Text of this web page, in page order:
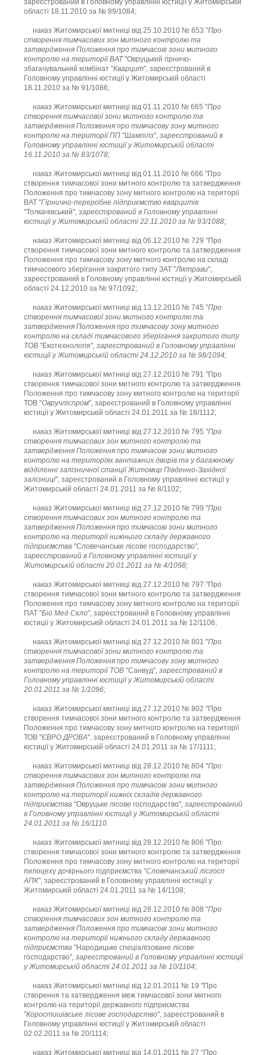
зареєстрований в Головному управлінні юстиції у Житомирській
області 18.11.2010 за № 89/1084;
наказ Житомирської митниці від 25.10.2010 № 653 "Про
створення тимчасових зон митного контролю та
затвердження Положення про тимчасові зони митного
контролю на території ВАТ"Овруцький гірничо-
збагачувальний комбінат "Кварцит", зареєстрований в
Головному управлінні юстиції у Житомирській області
18.11.2010 за № 91/1086;
наказ Житомирської митниці від 01.11.2010 № 665 "Про
створення тимчасової зони митного контролю та
затвердження Положення про тимчасову зону митного
контролю на території ПП "Шампілз", зареєстрований в
Головному управлінні юстиції у Житомирській області
16.11.2010 за № 83/1078;
наказ Житомирської митниці від 01.11.2010 № 666 "Про
створення тимчасової зони митного контролю та затвердження
Положення про тимчасову зону митного контролю на території
ВАТ "Гірнично-переробне підприємство кварцитів
"Толкачівський", зареєстрований в Головному управлінні
юстиції у Житомирській області 22.11.2010 за № 93/1088;
наказ Житомирської митниці від 06.12.2010 № 729 "Про
створення тимчасової зони митного контролю та затвердження
Положення про тимчасову зону митного контролю на складі
тимчасового зберігання закритого типу ЗАТ "Ліктрави",
зареєстрований в Головному управлінні юстиції у Житомирській
області 24.12.2010 за № 97/1092;
наказ Житомирської митниці від 13.12.2010 № 745 "Про
створення тимчасової зони митного контролю та
затвердження Положення про тимчасову зону митного
контролю на складі тимчасового зберігання закритого типу
ТОВ "Екотехнологія", зареєстрований в Головному управлінні
юстиції у Житомирській області 24.12.2010 за № 98/1094;
наказ Житомирської митниці від 27.12.2010 № 791 "Про
створення тимчасової зони митного контролю та затвердження
Положення про тимчасову зону митного контролю на території
ТОВ "Овручліспром", зареєстрований в Головному управлінні
юстиції у Житомирській області 24.01.2011 за № 18/1112;
наказ Житомирської митниці від 27.12.2010 № 795 "Про
створення тимчасових зон митного контролю та
затвердження Положення про тимчасові зони митного
контролю на територіях вантажних дворів та у багажному
відділенні залізничної станції Житомир Південно-Західної
залізниці", зареєстрований в Головному управлінні юстиції у
Житомирській області 24.01.2011 за № 8/1102;
наказ Житомирської митниці від 27.12.2010 № 799 "Про
створення тимчасових зон митного контролю та
затвердження Положення про тимчасові зони митного
контролю на території нижнього складу державного
підприємства "Словечанське лісове господарство",
зареєстрований в Головному управлінні юстиції у
Житомирській області 20.01.2011 за № 4/1098;
наказ Житомирської митниці від 27.12.2010 № 797 "Про
створення тимчасової зони митного контролю та затвердження
Положення про тимчасову зону митного контролю на території
ПАТ "Біо Мед Скло", зареєстрований в Головному управлінні
юстиції у Житомирській області 24.01.2011 за № 12/1106;
наказ Житомирської митниці від 27.12.2010 № 801 "Про
створення тимчасової зони митного контролю та
затвердження Положення про тимчасову зону митного
контролю на території ТОВ "Санвуд", зареєстрований в
Головному управлінні юстиції у Житомирській області
20.01.2011 за № 1/1096;
наказ Житомирської митниці від 27.12.2010 № 802 "Про
створення тимчасової зони митного контролю та затвердження
Положення про тимчасову зону митного контролю на території
ТОВ "ЄВРО ДРОВА", зареєстрований в Головному управлінні
юстиції у Житомирській області 24.01.2011 за № 17/1111;
наказ Житомирської митниці від 28.12.2010 № 804 "Про
створення тимчасових зон митного контролю та
затвердження Положення про тимчасові зони митного
контролю на території нижніх складів державного
підприємства "Овруцьке лісове господарство", зареєстрований
в Головному управлінні юстиції у Житомирській області
24.01.2011 за № 16/1110.
наказ Житомирської митниці від 28.12.2010 № 806 "Про
створення тимчасової зони митного контролю та затвердження
Положення про тимчасову зону митного контролю на території
пилоцеху дочірнього підприємства "Словечанський лісгосп
АПК", зареєстрований в Головному управлінні юстиції у
Житомирській області 24.01.2011 за № 14/1108;
наказ Житомирської митниці від 28.12.2010 № 808 "Про
створення тимчасових зон митного контролю та
затвердження Положення про тимчасові зони митного
контролю на території нижнього складу державного
підприємства "Народицьке спеціалізоване лісове
господарство", зареєстрований в Головному управлінні юстиції
у Житомирській області 24.01.2011 за № 10/1104;
наказ Житомирської митниці від 12.01.2011 № 19 "Про
створення та затвердження меж тимчасової зони митного
контролю на території державного підприємства
"Коростишівське лісове господарство", зареєстрований в
Головному управлінні юстиції у Житомирській області
02.02.2011 за № 20/1114;
наказ Житомирської митниці від 14.01.2011 № 27 "Про